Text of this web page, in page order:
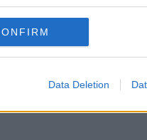
Data Deletion
som standard.
säkerhetsfinesser är
i plånboken.